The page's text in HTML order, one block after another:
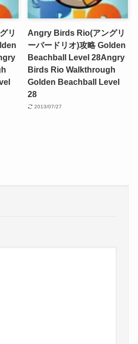
リ
Angry Birds Rio(アングリ
ーバードリオ)攻略 Golden
Beachball Level 28Angry
Birds Rio Walkthrough
Golden Beachball Level
28
2013/07/27